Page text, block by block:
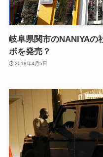
岐阜県関市のNANIYAの
ボを発売？
2018年4月5日